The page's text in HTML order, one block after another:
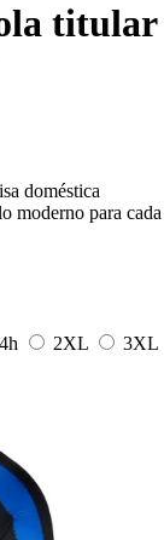
titular
doméstica
moderno para cada
2XL
3XL